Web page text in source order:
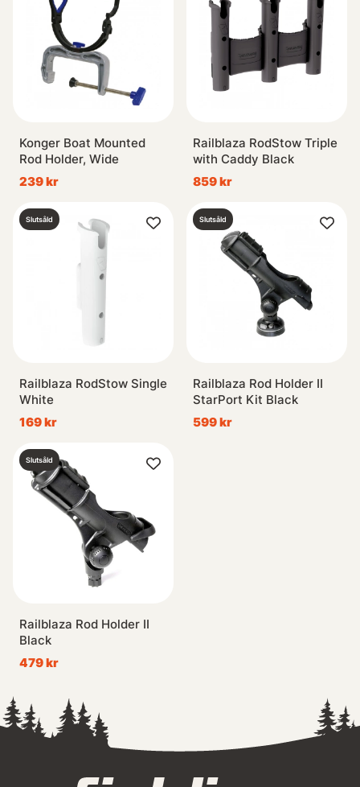
Konger Boat Mounted
Rod Holder, Wide
239 kr
Railblaza RodStow Triple
with Caddy Black
859 kr
Slutsåld
Railblaza RodStow Single
White
169 kr
Slutsåld
Railblaza Rod Holder II
StarPort Kit Black
599 kr
Slutsåld
Railblaza Rod Holder II
Black
479 kr